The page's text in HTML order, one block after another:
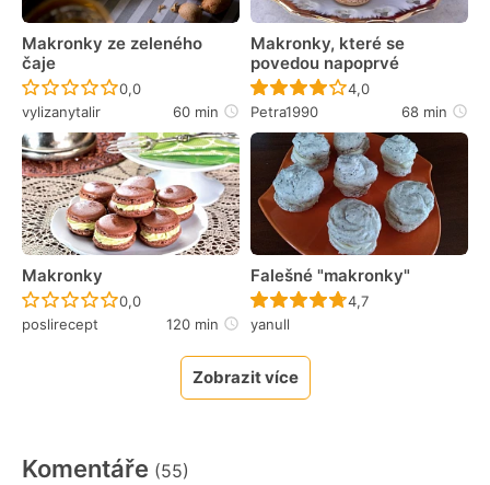
Makronky ze zeleného
čaje
Recept ještě nebyl hodnocen
0,0
vylizanytalir
60 min
Makronky, které se
povedou napoprvé
Recept ještě nebyl
4,0
Petra1990
68 min
Makronky
Recept ještě nebyl hodnocen
0,0
poslirecept
120 min
Falešné "makronky"
Recept ještě nebyl
4,7
yanull
Zobrazit více
Komentáře (55)